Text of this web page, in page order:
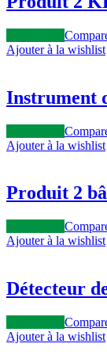
Ajouter à la wishlist
Instrument
Ajouter à la wishlist
Produit 2
Ajouter à la wishlist
Détecteur
Ajouter à la wishlist